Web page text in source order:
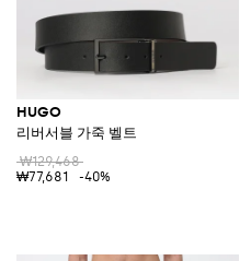
HUGO
리버서블 가죽 벨트
₩129,468
₩77,681
-40%